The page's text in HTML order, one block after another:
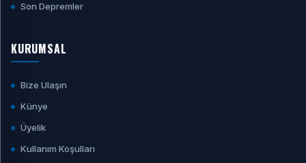
Son Depremler
KURUMSAL
Bize Ulaşın
Künye
Üyelik
Kullanım Koşulları